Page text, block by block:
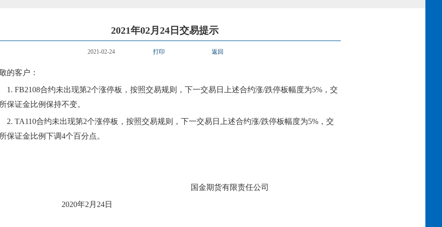
2021年02月24日交易提示
2021-02-24 打印 返回
的客户：
1. FB2108合约未出现第2个涨停板，按照交易规则，下一交易日上述合约涨/跌停板幅度为5%，交
保证金比例保持不变。
2. TA110合约未出现第2个涨停板，按照交易规则，下一交易日上述合约涨/跌停板幅度为5%，交
保证金比例下调4个百分点。
国金期货有限责任公司
2020年2 月 24日